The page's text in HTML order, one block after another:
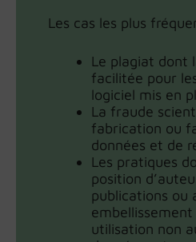
Les cas les plus
Le plagiat dont
facilitée pour
logiciel mis en
La fraude
fabrication ou
données et de
Les pratiques
position
publications ou
utilisation non